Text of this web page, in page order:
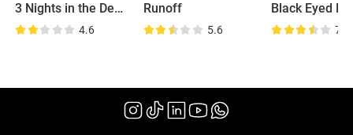
3 Nights in the Desert
4.6
Runoff
5.6
Black Eyed
7.1